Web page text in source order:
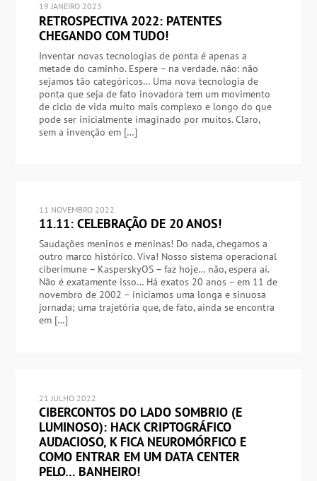
19 JANEIRO 2023
RETROSPECTIVA 2022: PATENTES
CHEGANDO COM TUDO!
Inventar novas tecnologias de ponta é apenas a
metade do caminho. Espere – na verdade. não: não
sejamos tão categóricos… Uma nova tecnologia de
ponta que seja de fato inovadora tem um movimento
de ciclo de vida muito mais complexo e longo do que
pode ser inicialmente imaginado por muitos. Claro,
sem a invenção em […]
11 NOVEMBRO 2022
11.11: CELEBRAÇÃO DE 20 ANOS!
Saudações meninos e meninas! Do nada, chegamos a
outro marco histórico. Viva! Nosso sistema operacional
ciberimune – KasperskyOS – faz hoje… não, espera aí.
Não é exatamente isso… Há exatos 20 anos – em 11 de
novembro de 2002 – iniciamos uma longa e sinuosa
jornada; uma trajetória que, de fato, ainda se encontra
em […]
21 JULHO 2022
CIBERCONTOS DO LADO SOMBRIO (E
LUMINOSO): HACK CRIPTOGRÁFICO
AUDACIOSO, K FICA NEUROMÓRFICO E
COMO ENTRAR EM UM DATA CENTER
PELO… BANHEIRO!